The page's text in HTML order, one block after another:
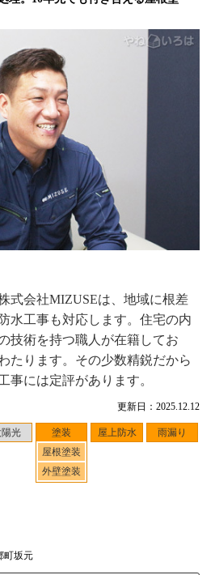
更新日：2025.12.12
光
塗装
屋根塗装
外壁塗装
屋上防水 雨漏り
町坂元
式会社MIZUSEは、地域に根差
水工事も対応します。住宅の内
技術を持つ職人が在籍してお
たります。その少数精鋭だから
事には定評があります。